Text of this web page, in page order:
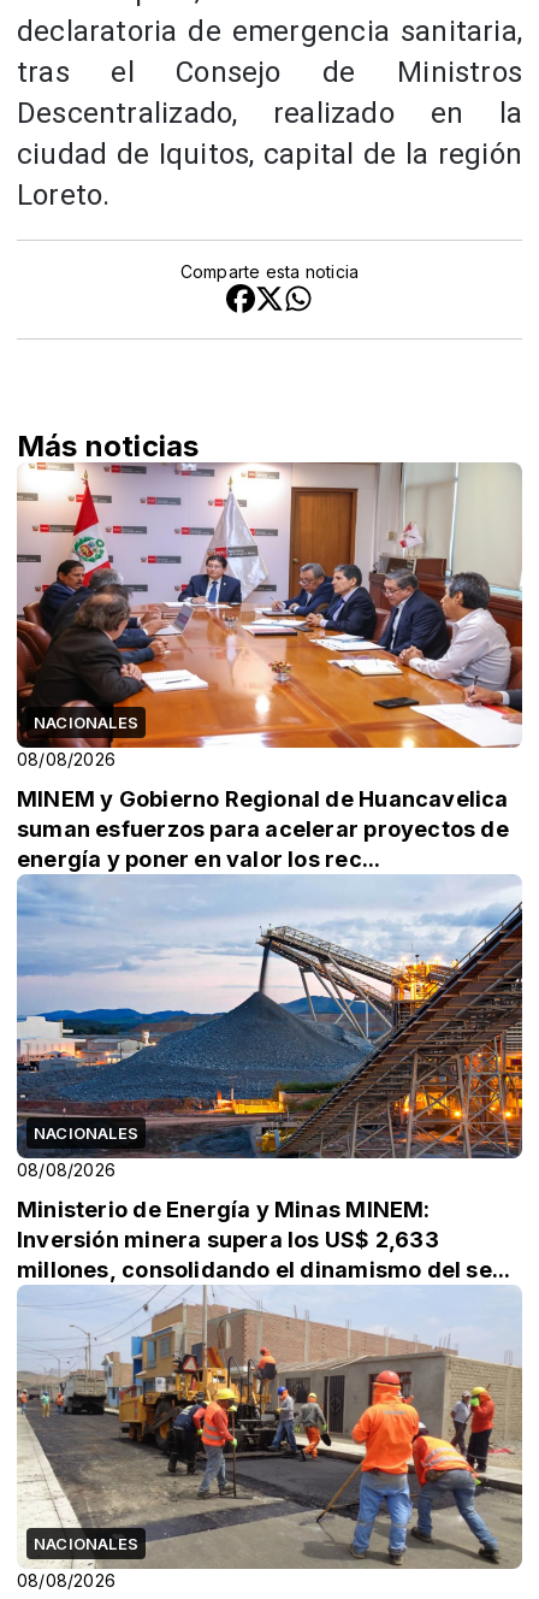
declaratoria de emergencia sanitaria,
tras el Consejo de Ministros
Descentralizado, realizado en la
ciudad de Iquitos, capital de la región
Loreto.
Comparte esta noticia
Más noticias
NACIONALES
08/08/2026
MINEM y Gobierno Regional de Huancavelica
suman esfuerzos para acelerar proyectos de
energía y poner en valor los rec...
NACIONALES
08/08/2026
Ministerio de Energía y Minas MINEM:
Inversión minera supera los US$ 2,633
millones, consolidando el dinamismo del se...
NACIONALES
08/08/2026